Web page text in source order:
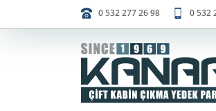
0 532 277 26 98 0 532